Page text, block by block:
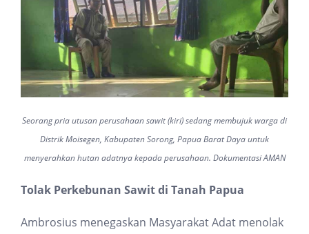
Seorang pria utusan perusahaan sawit (kiri) sedang membujuk warga di
Distrik Moisegen, Kabupaten Sorong, Papua Barat Daya untuk
menyerahkan hutan adatnya kepada perusahaan. Dokumentasi AMAN
Tolak Perkebunan Sawit di Tanah Papua
Ambrosius menegaskan Masyarakat Adat menolak